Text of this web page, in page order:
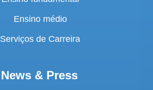
Ensino médio
Serviços de Carreira
News & Press